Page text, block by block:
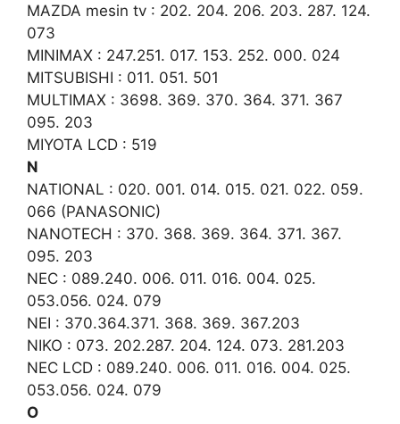
MAZDA mesin tv : 202. 204. 206. 203. 287. 124.
073
MINIMAX : 247.251. 017. 153. 252. 000. 024
MITSUBISHI : 011. 051. 501
MULTIMAX : 3698. 369. 370. 364. 371. 367
095. 203
MIYOTA LCD : 519
N
NATIONAL : 020. 001. 014. 015. 021. 022. 059.
066 (PANASONIC)
NANOTECH : 370. 368. 369. 364. 371. 367.
095. 203
NEC : 089.240. 006. 011. 016. 004. 025.
053.056. 024. 079
NEI : 370.364.371. 368. 369. 367.203
NIKO : 073. 202.287. 204. 124. 073. 281.203
NEC LCD : 089.240. 006. 011. 016. 004. 025.
053.056. 024. 079
O